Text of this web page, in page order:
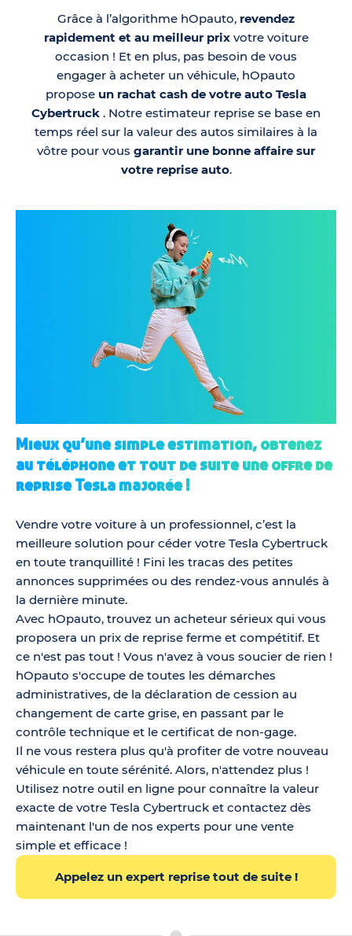
Grâce à l’algorithme hOpauto, revendez
rapidement et au meilleur prixvotre voiture
occasion ! Et en plus, pas besoin de vous
engager à acheter un véhicule, hOpauto
propose un rachat cash de votre auto Tesla
Cybertruck . Notre estimateur reprise se base en
temps réel sur la valeur des autos similaires à la
vôtre pour vous garantir une bonne affaire sur
votre reprise auto.
Mieux qu’une simple estimation, obtenez
au téléphone et tout de suite une offre de
reprise Tesla majorée !
Vendre votre voiture à un professionnel, c’est la
meilleure solution pour céder votre Tesla Cybertruck
en toute tranquillité ! Fini les tracas des petites
annonces supprimées ou des rendez-vous annulés à
la dernière minute.
Avec hOpauto, trouvez un acheteur sérieux qui vous
proposera un prix de reprise ferme et compétitif. Et
ce n'est pas tout ! Vous n'avez à vous soucier de rien !
hOpauto s'occupe de toutes les démarches
administratives, de la déclaration de cession au
changement de carte grise, en passant par le
contrôle technique et le certificat de non-gage.
Il ne vous restera plus qu'à profiter de votre nouveau
véhicule en toute sérénité. Alors, n'attendez plus !
Utilisez notre outil en ligne pour connaître la valeur
exacte de votre Tesla Cybertruck et contactez dès
maintenant l'un de nos experts pour une vente
simple et efficace !
Appelez un expert reprise tout de suite !